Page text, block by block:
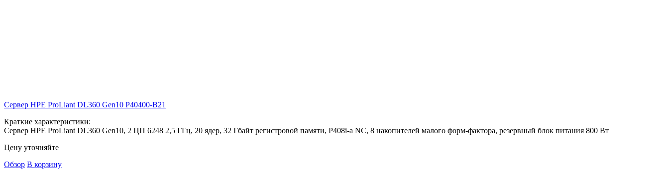
Сервер HPE ProLiant DL360 Gen10 P40400-B21
Краткие характеристики:
Сервер HPE ProLiant DL360 Gen10, 2 ЦП 6248 2,5 ГГц, 20 ядер, 32 Гбайт регистровой памяти, P408i-a NC, 8 накопителей малого форм-фактора, резервный блок питания 800 Вт
Цену уточняйте
Обзор В корзину